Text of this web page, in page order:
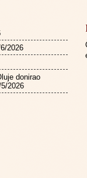
2026
donirao
2026